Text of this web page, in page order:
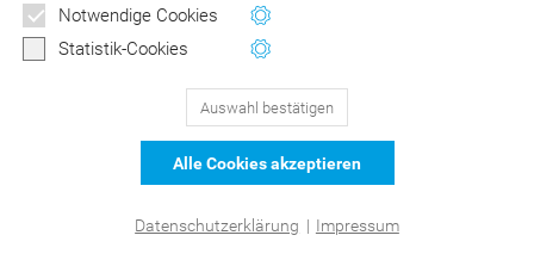
Notwendige Cookies
Statistik-Cookies
Auswahl bestätigen
Alle Cookies akzeptieren
Datenschutzerklärung | Impressum